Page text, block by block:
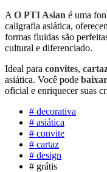
A O PTI Asian é uma
caligrafia asiática,
formas fluidas são
cultural e diferenciado.
Ideal para convites,
asiática. Você pode
oficial e enriquecer suas
# decorativa
# asiática
# convite
# cartaz
# design
# grátis